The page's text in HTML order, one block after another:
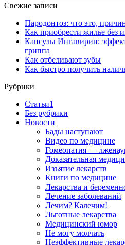
Свежие записи
Пародонтоз: что это,
Как приобрести жилье без
Капсулы Ингавирин:
гриппа
Как отбеливают зубы
Как быстро получить
Рубрики
Cтатьи1
Без рубрики
Новости
Бады наступают
Видео по медицине
Гомеопатия —
Доказательная
Изъятие лекарств
Книги по медицине
Лекарства и
Лечение заболеваний
Лечим? Калечим!
Льготные лекарства
Медицинский юмор
Не могу молчать
Неэффективные